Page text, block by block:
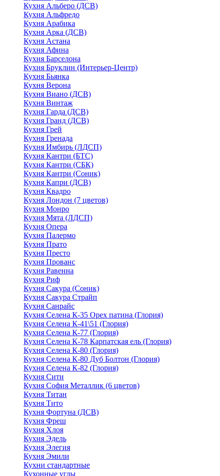
Кухня Альберо (ДСВ)
Кухня Альфредо
Кухня Арабика
Кухня Арка (ДСВ)
Кухня Астана
Кухня Афина
Кухня Барселона
Кухня Бруклин (Интерьер-Центр)
Кухня Бьянка
Кухня Верона
Кухня Виано (ДСВ)
Кухня Винтаж
Кухня Гарда (ДСВ)
Кухня Гранд (ДСВ)
Кухня Грей
Кухня Гренада
Кухня Имбирь (ЛДСП)
Кухня Кантри (БТС)
Кухня Кантри (СБК)
Кухня Кантри (Соник)
Кухня Капри (ДСВ)
Кухня Квадро
Кухня Лондон (7 цветов)
Кухня Монро
Кухня Мята (ЛДСП)
Кухня Опера
Кухня Палермо
Кухня Прато
Кухня Престо
Кухня Прованс
Кухня Равенна
Кухня Риф
Кухня Сакура (Соник)
Кухня Сакура Страйп
Кухня Санрайс
Кухня Селена К-35 Орех патина (Глория)
Кухня Селена К-41\51 (Глория)
Кухня Селена К-77 (Глория)
Кухня Селена К-78 Карпатская ель (Глория)
Кухня Селена К-80 (Глория)
Кухня Селена К-80 Дуб Болтон (Глория)
Кухня Селена К-82 (Глория)
Кухня Сити
Кухня София Металлик (6 цветов)
Кухня Титан
Кухня Тито
Кухня Фортуна (ДСВ)
Кухня Фреш
Кухня Хлоя
Кухня Эдель
Кухня Элегия
Кухня Эмили
Кухни стандартные
Кухонные углы